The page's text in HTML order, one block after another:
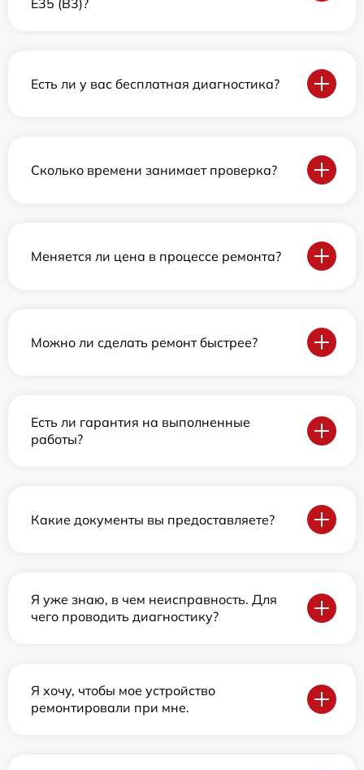
E35 (B3)?
Есть ли у вас бесплатная диагностика?
Сколько времени занимает проверка?
Меняется ли цена в процессе ремонта?
Можно ли сделать ремонт быстрее?
Есть ли гарантия на выполненные
работы?
Какие документы вы предоставляете?
Я уже знаю, в чем неисправность. Для
чего проводить диагностику?
Я хочу, чтобы мое устройство
ремонтировали при мне.